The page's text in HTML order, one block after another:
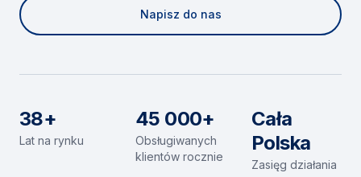
Napisz do nas
38+
Lat na rynku
45 000+
Obsługiwanych
klientów rocznie
Cała
Polska
Zasięg działania